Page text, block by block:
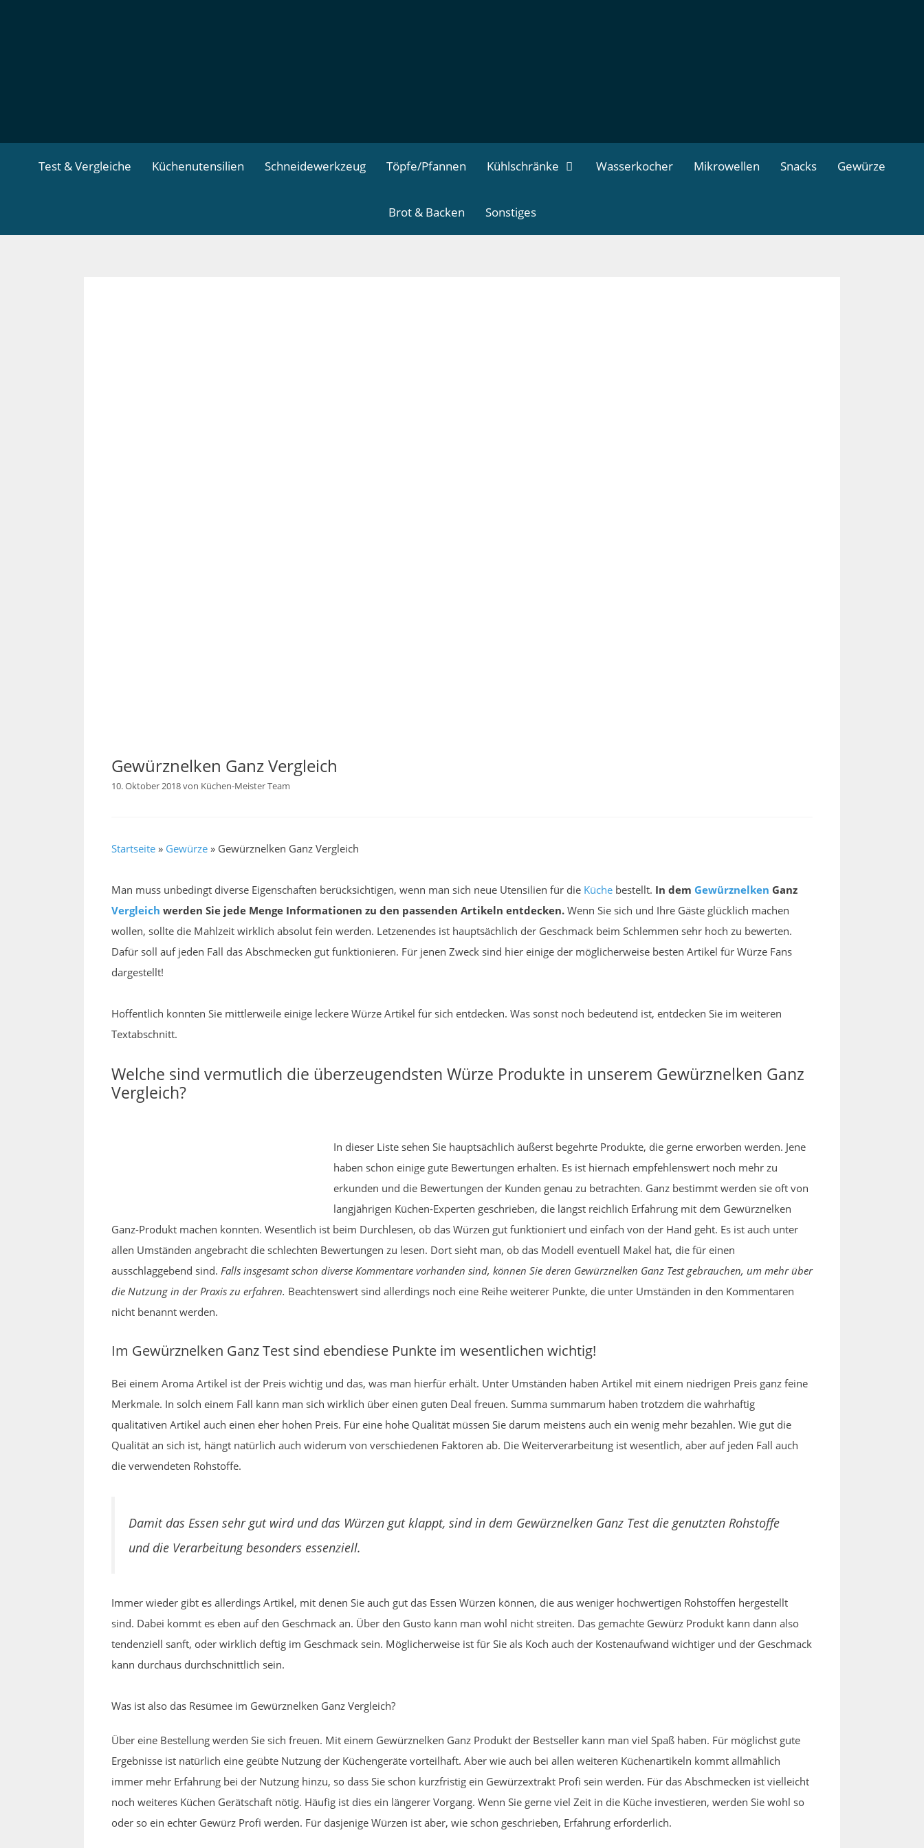
Test & Vergleiche Küchenutensilien Schneidewerkzeug Töpfe/Pfannen Kühlschränke Wasserkocher Mikrowellen Snacks Gewürze
Brot & Backen Sonstiges
Gewürznelken Ganz Vergleich
10. Oktober 2018von Küchen-Meister Team
Startseite » Gewürze » Gewürznelken Ganz Vergleich
Man muss unbedingt diverse Eigenschaften berücksichtigen, wenn man sich neue Utensilien für die Küche bestellt. In dem Gewürznelken Ganz
Vergleich werden Sie jede Menge Informationen zu den passenden Artikeln entdecken. Wenn Sie sich und Ihre Gäste glücklich machen
wollen, sollte die Mahlzeit wirklich absolut fein werden. Letzenendes ist hauptsächlich der Geschmack beim Schlemmen sehr hoch zu bewerten.
Dafür soll auf jeden Fall das Abschmecken gut funktionieren. Für jenen Zweck sind hier einige der möglicherweise besten Artikel für Würze Fans
dargestellt!
Hoffentlich konnten Sie mittlerweile einige leckere Würze Artikel für sich entdecken. Was sonst noch bedeutend ist, entdecken Sie im weiteren
Textabschnitt.
Welche sind vermutlich die überzeugendsten Würze Produkte in unserem Gewürznelken Ganz
Vergleich?
In dieser Liste sehen Sie hauptsächlich äußerst begehrte Produkte, die gerne erworben werden. Jene
haben schon einige gute Bewertungen erhalten. Es ist hiernach empfehlenswert noch mehr zu
erkunden und die Bewertungen der Kunden genau zu betrachten. Ganz bestimmt werden sie oft von
langjährigen Küchen-Experten geschrieben, die längst reichlich Erfahrung mit dem Gewürznelken
Ganz-Produkt machen konnten. Wesentlich ist beim Durchlesen, ob das Würzen gut funktioniert und einfach von der Hand geht. Es ist auch unter
allen Umständen angebracht die schlechten Bewertungen zu lesen. Dort sieht man, ob das Modell eventuell Makel hat, die für einen
ausschlaggebend sind. Falls insgesamt schon diverse Kommentare vorhanden sind, können Sie deren Gewürznelken Ganz Test gebrauchen, um mehr über
die Nutzung in der Praxis zu erfahren. Beachtenswert sind allerdings noch eine Reihe weiterer Punkte, die unter Umständen in den Kommentaren
nicht benannt werden.
Im Gewürznelken Ganz Test sind ebendiese Punkte im wesentlichen wichtig!
Bei einem Aroma Artikel ist der Preis wichtig und das, was man hierfür erhält. Unter Umständen haben Artikel mit einem niedrigen Preis ganz feine
Merkmale. In solch einem Fall kann man sich wirklich über einen guten Deal freuen. Summa summarum haben trotzdem die wahrhaftig
qualitativen Artikel auch einen eher hohen Preis. Für eine hohe Qualität müssen Sie darum meistens auch ein wenig mehr bezahlen. Wie gut die
Qualität an sich ist, hängt natürlich auch widerum von verschiedenen Faktoren ab. Die Weiterverarbeitung ist wesentlich, aber auf jeden Fall auch
die verwendeten Rohstoffe.
Damit das Essen sehr gut wird und das Würzen gut klappt, sind in dem Gewürznelken Ganz Test die genutzten Rohstoffe
und die Verarbeitung besonders essenziell.
Immer wieder gibt es allerdings Artikel, mit denen Sie auch gut das Essen Würzen können, die aus weniger hochwertigen Rohstoffen hergestellt
sind. Dabei kommt es eben auf den Geschmack an. Über den Gusto kann man wohl nicht streiten. Das gemachte Gewürz Produkt kann dann also
tendenziell sanft, oder wirklich deftig im Geschmack sein. Möglicherweise ist für Sie als Koch auch der Kostenaufwand wichtiger und der Geschmack
kann durchaus durchschnittlich sein.
Was ist also das Resümee im Gewürznelken Ganz Vergleich?
Über eine Bestellung werden Sie sich freuen. Mit einem Gewürznelken Ganz Produkt der Bestseller kann man viel Spaß haben. Für möglichst gute
Ergebnisse ist natürlich eine geübte Nutzung der Küchengeräte vorteilhaft. Aber wie auch bei allen weiteren Küchenartikeln kommt allmählich
immer mehr Erfahrung bei der Nutzung hinzu, so dass Sie schon kurzfristig ein Gewürzextrakt Profi sein werden. Für das Abschmecken ist vielleicht
noch weiteres Küchen Gerätschaft nötig. Häufig ist dies ein längerer Vorgang. Wenn Sie gerne viel Zeit in die Küche investieren, werden Sie wohl so
oder so ein echter Gewürz Profi werden. Für dasjenige Würzen ist aber, wie schon geschrieben, Erfahrung erforderlich.